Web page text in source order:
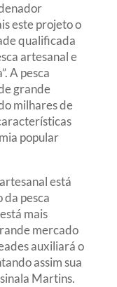
este projeto o
qualificada
artesanal e
A pesca
grande
milhares de
popular
está
da pesca
mais
mercado
auxiliará o
assim sua
Martins.